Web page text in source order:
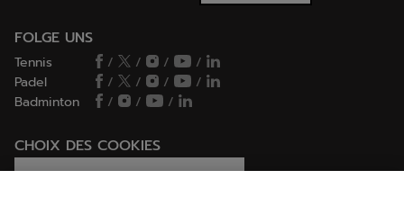
FOLGE UNS
Tennis / / /
/
Padel
/ / /
/
Badminton
/ / /
CHOIX DES COOKIES